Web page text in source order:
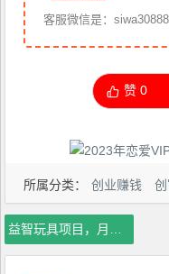
赞0
所属分类： 创业赚钱